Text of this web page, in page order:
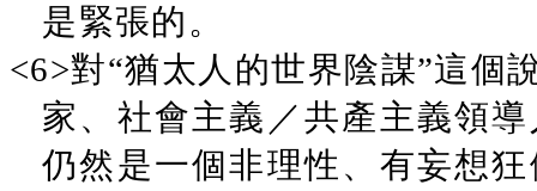
是緊張的。
<6>對“猶太人的世界陰謀”這個
家、社會主義／共產主義領
仍然是一個非理性、有妄想